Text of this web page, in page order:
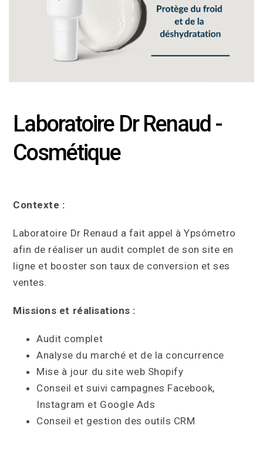
Laboratoire Dr Renaud -
Cosmétique
Contexte :
Laboratoire Dr Renaud a fait appel à Ypsómetro
afin de réaliser un audit complet de son site en
ligne et booster son taux de conversion et ses
ventes.
Missions et réalisations :
Audit complet
Analyse du marché et de la concurrence
Mise à jour du site web Shopify
Conseil et suivi campagnes Facebook,
Instagram et Google Ads
Conseil et gestion des outils CRM